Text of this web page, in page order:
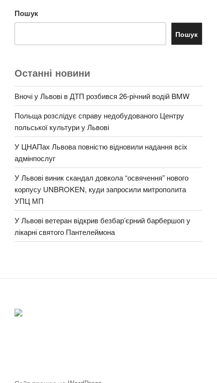
Пошук
Пошук
Останні новини
Вночі у Львові в ДТП розбився 26-річний водій BMW
Польща розслідує справу недобудованого Центру
польської культури у Львові
У ЦНАПах Львова повністю відновили надання всіх
адмінпослуг
У Львові виник скандал довкола “освячення” нового
корпусу UNBROKEN, куди запросили митрополита
УПЦ МП
У Львові ветеран відкрив безбар’єрний барбершоп у
лікарні святого Пантелеймона